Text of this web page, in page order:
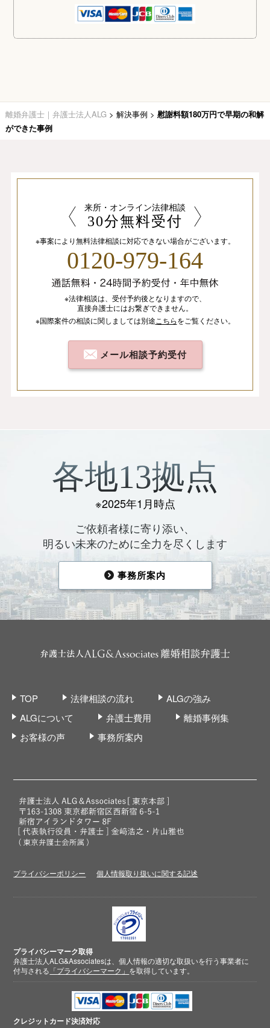
離婚弁護士｜弁護士法人ALG > 解決事例 > 慰謝料額180万円で早期の和解
ができた事例
来所・オンライン法律相談
30分無料受付
※事案により無料法律相談に対応できない場合がございます。
0120-979-164
※法律相談は、 受付予約後となりますので、
直接弁護士にはお繋ぎできません。
※国際案件の相談に関しましては別途 こちらをご覧ください。
メール相談予約受付
各地13拠点
※2025年1月時点
ご依頼者様に寄り添い、
明るい未来のために全力を尽くします
事務所案内
TOP 法律相談の流れ
ALGの強み
ALGについて
弁護士費用
離婚事例集
お客様の声
事務所案内
プライバシーポリシー 個人情報取り扱いに関する記述
プライバシーマーク取得
弁護士法人ALG&Associatesは、個人情報の適切な取扱いを行う事業者に
付与される 「プライバシーマーク」 を取得しています。
クレジットカード決済対応